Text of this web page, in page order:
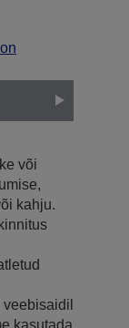
või
kahju.
kasutada